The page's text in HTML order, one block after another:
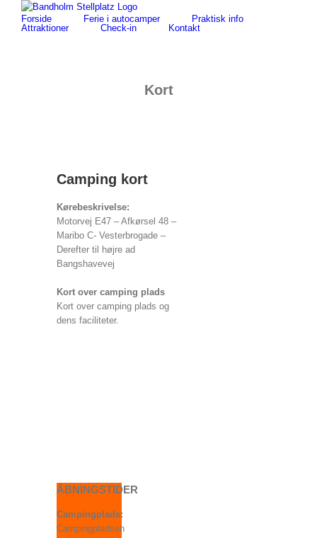
content
for:
Forside
Ferie i autocamper
Praktisk info
Attraktioner
Check-in Kontakt
Kort
Camping kort
Kørebeskrivelse:
Motorvej E47 – Afkørsel 48 –
Maribo C- Vesterbrogade –
Derefter til højre ad
Bangshavevej
Kort over camping plads
Kort over camping plads og
dens faciliteter.
ÅBNINGSTIDER
Campingplads:
Campingpladsen